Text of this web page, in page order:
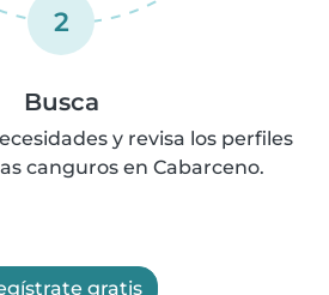
2
Busca
y revisa los perfiles
canguros en Cabarceno.
gratis